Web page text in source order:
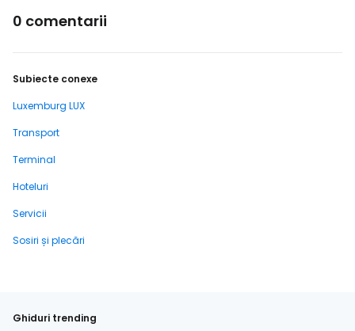
0 comentarii
Subiecte conexe
Luxemburg LUX
Transport
Terminal
Hoteluri
Servicii
Sosiri și plecări
Ghiduri trending